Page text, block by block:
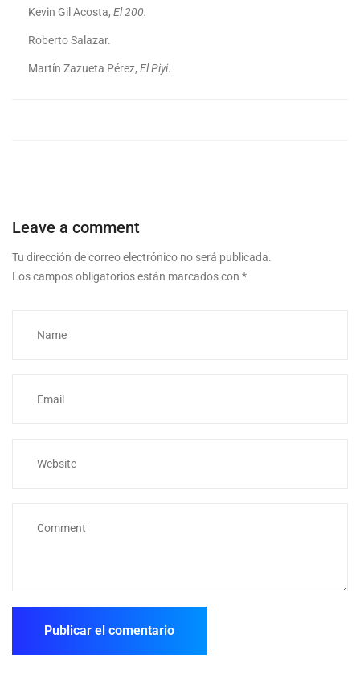
Kevin Gil Acosta, El 200.
Roberto Salazar.
Martín Zazueta Pérez, El Piyi.
Leave a comment
Tu dirección de correo electrónico no será publicada.
Los campos obligatorios están marcados con *